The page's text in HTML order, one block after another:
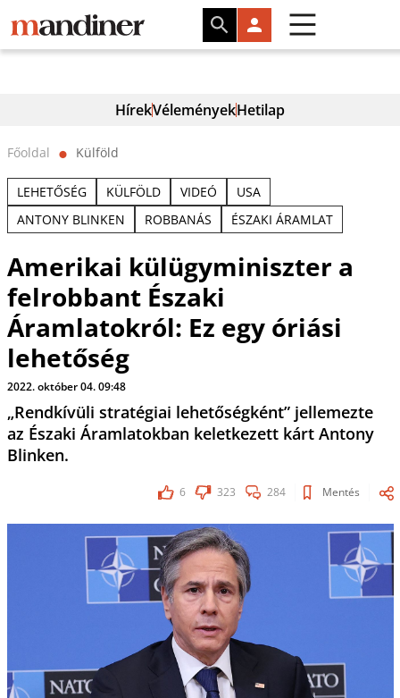
HírekVéleményekHetilap
Főoldal ⬤ Külföld
LEHETŐSÉG KÜLFÖLD VIDEÓ
USA
ANTONY BLINKEN
ROBBANÁS ÉSZAKI ÁRAMLAT
Amerikai külügyminiszter a
felrobbant Északi
Áramlatokról: Ez egy óriási
lehetőség
2022. október 04. 09:48
„Rendkívüli stratégiai lehetőségként” jellemezte
az Északi Áramlatokban keletkezett kárt Antony
Blinken.
6 323 284 Mentés